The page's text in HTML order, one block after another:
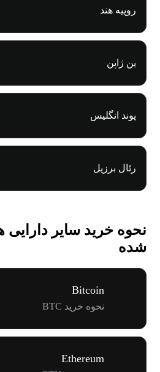
روپیه هند
ین ژاپن
پوند انگلیس
رئال برزیل
نحوه خرید سایر دارایی
شده
Bitcoin
نحوه خرید BTC
Ethereum